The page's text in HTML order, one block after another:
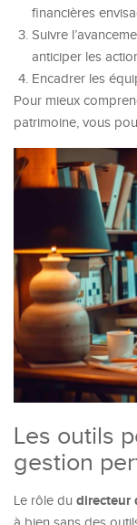
financières
Suivre
anticiper les
Encadrer les
Pour mieux
patrimoine, vous
Les outils
gestion
Le rôle du directeur